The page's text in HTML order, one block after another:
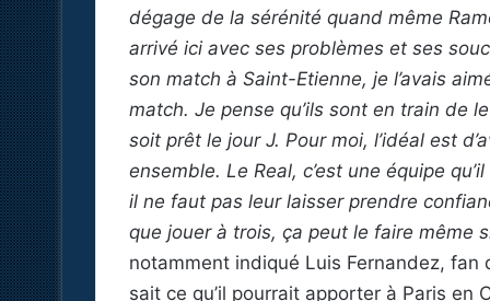
dégage de la sérénité quand même
arrivé ici avec ses problèmes et ses
son match à Saint-Etienne, je l’avais
match. Je pense qu’ils sont en train de
soit prêt le jour J. Pour moi, l’idéal est
ensemble. Le Real, c’est une équipe
il ne faut pas leur laisser prendre
que jouer à trois, ça peut le faire même
notamment indiqué Luis Fernandez,
sait ce qu’il pourrait apporter à Paris en